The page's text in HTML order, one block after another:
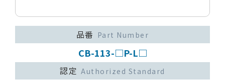
品番 Part Number
CB-113-□P-L□
認定 Authorized Standard